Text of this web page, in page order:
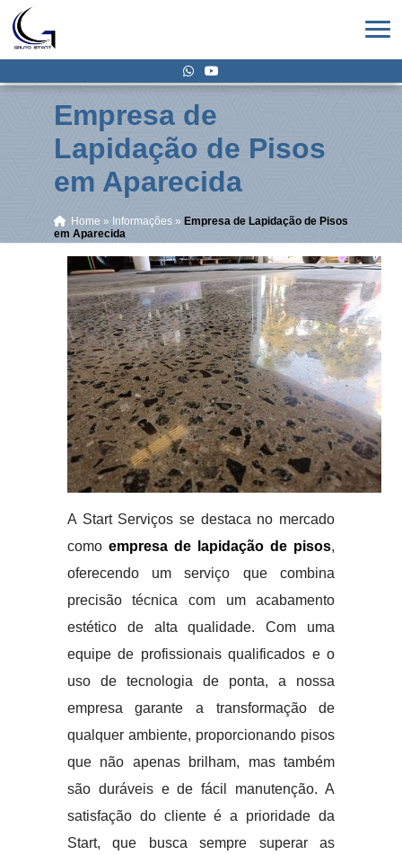
Empresa de
Lapidação de Pisos
em Aparecida
Home » Informações » Empresa de Lapidação de Pisos
em Aparecida
A Start Serviços se destaca no mercado
como empresa de lapidação de pisos,
oferecendo um serviço que combina
precisão técnica com um acabamento
estético de alta qualidade. Com uma
equipe de profissionais qualificados e o
uso de tecnologia de ponta, a nossa
empresa garante a transformação de
qualquer ambiente, proporcionando pisos
que não apenas brilham, mas também
são duráveis e de fácil manutenção. A
satisfação do cliente é a prioridade da
Start, que busca sempre superar as